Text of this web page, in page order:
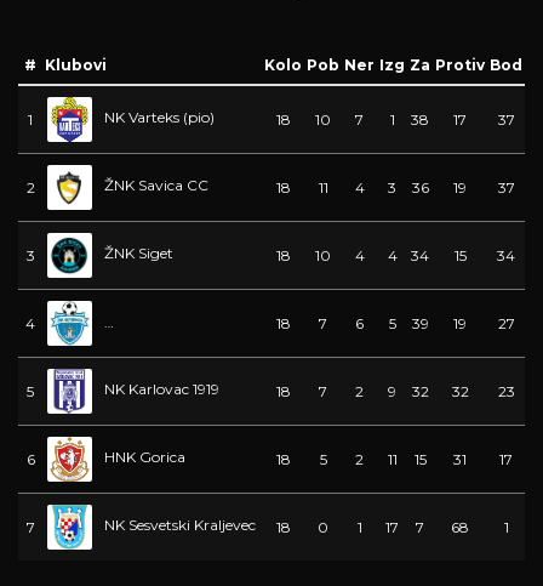
# Klubovi Kolo Pob Ner Izg Za Protiv Bod
1 NK Varteks (pio) 18 10 7 1 38 17 37
2 ŽNK Savica CC 18 11 4 3 36 19 37
3 ŽNK Siget 18 10 4 4 34 15 34
4 18 7 6 5 39 19 27
5 NK Karlovac 1919 18 7 2 9 32 32 23
6 HNK Gorica 18 5 2 11 15 31 17
7 NK Sesvetski Kraljevec 18 0 1 17 7 68 1